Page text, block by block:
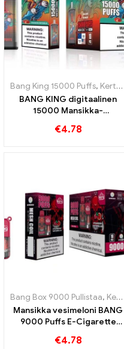
Bang King 15000 Puffs, Kertakäyttöiset e-savukkeet Ruotsi
BANG KING digitaalinen
15000 Mansikka-
Virkistävä maku
€4.78
Bang Box 9000 Pullistaa, Kertakäyttöiset e-savukkeet Ruotsi
Mansikka vesimeloni BANG
9000 Puffs E-Cigarette
€4.78